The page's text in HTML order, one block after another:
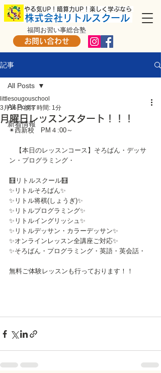
​ やる気UP！暗算力UP！楽しく学ぶなら
株式会社リトルスクール
お問い合わせ
福岡お習い事総合塾
記事
All Posts
新着情報
All Posts
月曜日レッスンスタート！！！
littlesougouschool
3月16日 読了時間: 1分
✴西新校　PM４:00～
【本日のレッスンコース】そろばん・デッサ
ン・プログラミング・
🧮リトルスクール🧮
✨リトルそろばん✨
✨リトル将棋(しょうぎ)✨
✨リトルプログラミング✨
✨リトルイングリッシュ✨
✨リトルデッサン・カラーデッサン✨
✨オンラインレッスン全講座ご対応✨
✨そろばん・プログラミング・英語・英会話・
無料ご体験レッスンも行っております！！